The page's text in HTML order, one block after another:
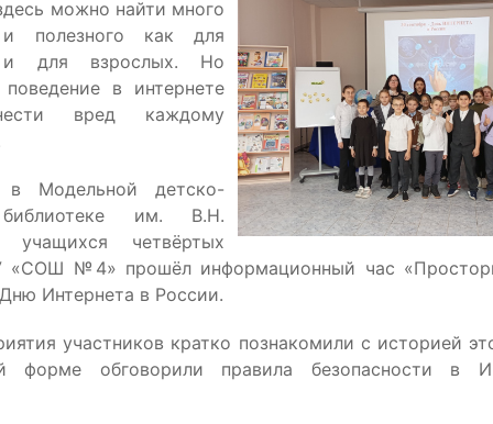
можно найти много
и полезного как для
для взрослых. Но
поведение в интернете
вред каждому
в Модельной детско-
им. В.Н.
учащихся четвёртых
«СОШ №4» прошёл информационный час
Интернета в России.
участников кратко познакомили с историей
форме обговорили правила безопасности в